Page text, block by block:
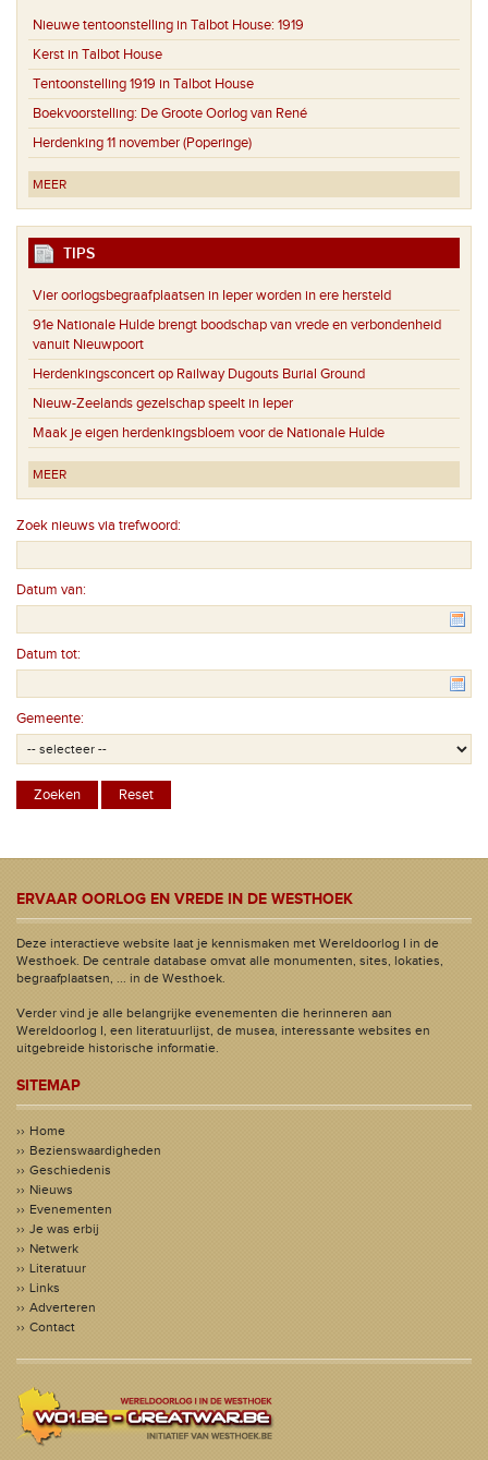
Nieuwe tentoonstelling in Talbot House: 1919
Kerst in Talbot House
Tentoonstelling 1919 in Talbot House
Boekvoorstelling: De Groote Oorlog van René
Herdenking 11 november (Poperinge)
MEER
TIPS
Vier oorlogsbegraafplaatsen in Ieper worden in ere hersteld
91e Nationale Hulde brengt boodschap van vrede en verbondenheid
vanuit Nieuwpoort
Herdenkingsconcert op Railway Dugouts Burial Ground
Nieuw-Zeelands gezelschap speelt in Ieper
Maak je eigen herdenkingsbloem voor de Nationale Hulde
MEER
Zoek nieuws via trefwoord:
Datum van:
Datum tot:
Gemeente:
ERVAAR OORLOG EN VREDE IN DE WESTHOEK
Deze interactieve website laat je kennismaken met Wereldoorlog I in de
Westhoek. De centrale database omvat alle monumenten, sites, lokaties,
begraafplaatsen, ... in de Westhoek.
Verder vind je alle belangrijke evenementen die herinneren aan
Wereldoorlog I, een literatuurlijst, de musea, interessante websites en
uitgebreide historische informatie.
SITEMAP
Home
Bezienswaardigheden
Geschiedenis
Nieuws
Evenementen
Je was erbij
Netwerk
Literatuur
Links
Adverteren
Contact